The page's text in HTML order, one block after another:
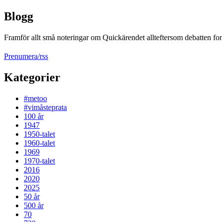
Blogg
Framför allt små noteringar om Quickärendet allteftersom debatten
Prenumera/rss
Kategorier
#metoo
#vimåsteprata
100 år
1947
1950-talet
1960-talet
1969
1970-talet
2016
2020
2025
50 år
500 år
70